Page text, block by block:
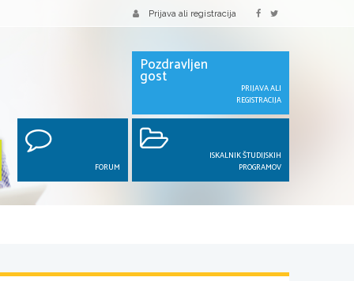
Prijava ali registracija
Pozdravljen
gost
PRIJAVA ALI
REGISTRACIJA
FORUM
ISKALNIK ŠTUDIJSKIH
PROGRAMOV